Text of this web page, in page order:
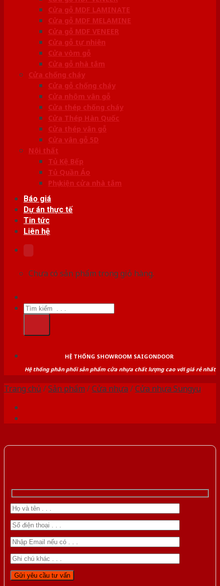
Cửa gỗ MDF LAMINATE
Cửa gỗ MDF MELAMINE
Cửa gỗ MDF VENEER
Cửa gỗ tự nhiên
Cửa vòm gỗ
Cửa gỗ nhà tắm
Cửa chống cháy
Cửa gỗ chống cháy
Cửa nhôm vân gỗ
Cửa thép chống cháy
Cửa Thép Hàn Quốc
Cửa thép vân gỗ
Cửa vân gỗ 5D
Nội thất
Tủ Kệ Bếp
Tủ Quần Áo
Phụ kiện cửa nhà tắm
Báo giá
Dự án thực tế
Tin tức
Liên hệ
Chưa có sản phẩm trong giỏ hàng.
Tìm
kiếm:
HỆ THỐNG SHOWROOM SAIGONDOOR
Hệ thống phân phối sản phẩm cửa nhựa chất lượng cao với giá rẻ nhất
Trang chủ /Sản phẩm /Cửa nhựa /Cửa nhựa Sungyu